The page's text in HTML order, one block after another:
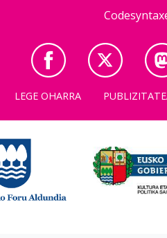
LEGE OHARRA